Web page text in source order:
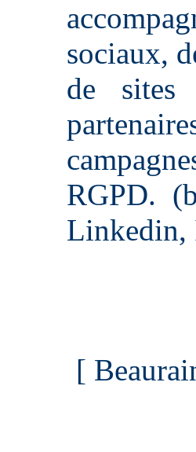
sociaux,
de sites
RGPD.
Linkedin,
[